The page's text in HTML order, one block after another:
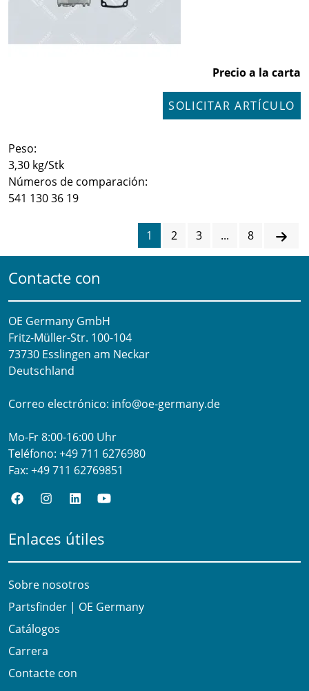
Precio a la carta
SOLICITAR ARTÍCULO
Peso:
3,30 kg/Stk
Números de comparación:
541 130 36 19
1 2 3 ... 8
Contacte con
OE Germany GmbH
Fritz-Müller-Str. 100-104​
73730 Esslingen am Neckar​
Deutschland
Correo electrónico: info@oe-germany.de
Mo-Fr 8:00-16:00 Uhr
Teléfono: +49 711 6276980
Fax: +49 711 62769851
Enlaces útiles
Sobre nosotros
Partsfinder | OE Germany
Catálogos
Carrera
Contacte con